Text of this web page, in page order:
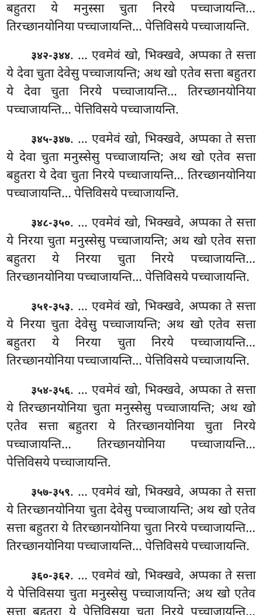
बहुतरा ये मनुस्सा चुता निरये पच्चाजायन्ति…
तिरच्छानयोनिया पच्चाजायन्ति… पेत्तिविसये पच्चाजायन्ति.
३४२-३४४. … एवमेवं खो, भिक्खवे, अप्पका ते सत्ता
ये देवाचुता देवेसु पच्चाजायन्ति; अथ खो एतेव सत्ता बहुतरा
ये देवा चुता निरये पच्चाजायन्ति… तिरच्छानयोनिया
पच्चाजायन्ति… पेत्तिविसये पच्चाजायन्ति.
३४५-३४७. … एवमेवं खो, भिक्खवे, अप्पका ते सत्ता
ये देवा चुता मनुस्सेसु पच्चाजायन्ति; अथ खो एतेव सत्ता
बहुतरा ये देवा चुता निरये पच्चाजायन्ति… तिरच्छानयोनिया
पच्चाजायन्ति… पेत्तिविसये पच्चाजायन्ति.
३४८-३५०. … एवमेवं खो, भिक्खवे, अप्पका ते सत्ता
ये निरया चुता मनुस्सेसु पच्चाजायन्ति; अथ खो एतेव सत्ता
बहुतरा ये निरया चुता निरये पच्चाजायन्ति…
तिरच्छानयोनिया पच्चाजायन्ति… पेत्तिविसये पच्चाजायन्ति.
३५१-३५३. … एवमेवं खो, भिक्खवे, अप्पका ते सत्ता
ये निरया चुता देवेसु पच्चाजायन्ति; अथ खो एतेव सत्ता
बहुतरा ये निरया चुता निरये पच्चाजायन्ति…
तिरच्छानयोनिया पच्चाजायन्ति… पेत्तिविसये पच्चाजायन्ति.
३५४-३५६. … एवमेवंखो, भिक्खवे, अप्पका ते सत्ता
ये तिरच्छानयोनिया चुता मनुस्सेसु पच्चाजायन्ति; अथ खो
एतेव सत्ता बहुतरा ये तिरच्छानयोनिया चुता निरये
पच्चाजायन्ति… तिरच्छानयोनिया पच्चाजायन्ति…
पेत्तिविसये पच्चाजायन्ति.
३५७-३५९. … एवमेवं खो, भिक्खवे, अप्पका ते सत्ता
ये तिरच्छानयोनिया चुता देवेसु पच्चाजायन्ति; अथ खो एतेव
सत्ता बहुतरा ये तिरच्छानयोनिया चुता निरये पच्चाजायन्ति…
तिरच्छानयोनिया पच्चाजायन्ति… पेत्तिविसये पच्चाजायन्ति.
३६०-३६२. … एवमेवं खो, भिक्खवे, अप्पका ते सत्ता
ये पेत्तिविसया चुता मनुस्सेसु पच्चाजायन्ति; अथ खो एतेव